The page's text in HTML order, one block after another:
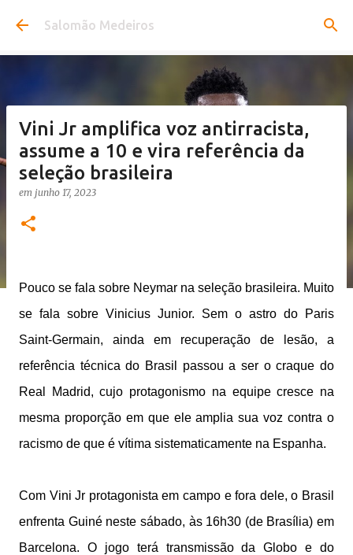
Pular para o conteúdo principal
Salomão Medeiros
Vini Jr amplifica voz antirracista,
assume a 10 e vira referência da
seleção brasileira
em junho 17, 2023
Pouco se fala sobre Neymar na seleção brasileira. Muito
se fala sobre Vinicius Junior. Sem o astro do Paris
Saint-Germain, ainda em recuperação de lesão, a
referência técnica do Brasil passou a ser o craque do
Real Madrid, cujo protagonismo na equipe cresce na
mesma proporção em que ele amplia sua voz contra o
racismo de que é vítima sistematicamente na Espanha.
Com Vini Jr protagonista em campo e fora dele, o Brasil
enfrenta Guiné neste sábado, às 16h30 (de Brasília) em
Barcelona. O jogo terá transmissão da Globo e do